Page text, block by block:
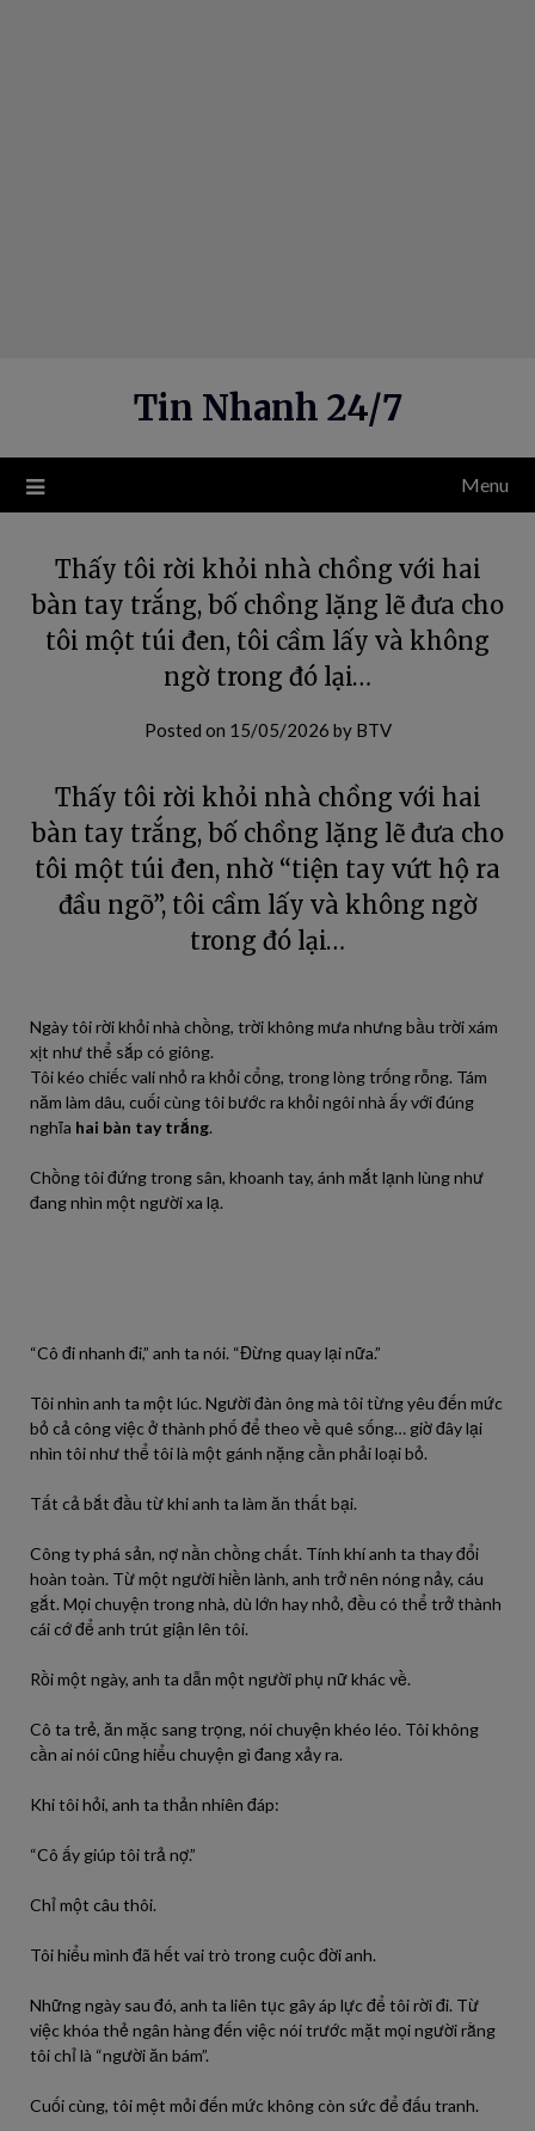
Tin Nhanh 24/7
Menu
Thấy tôi rời khỏi nhà chồng với hai
bàn tay trắng, bố chồng lặng lẽ đưa cho
tôi một túi đen, tôi cầm lấy và không
ngờ trong đó lại…
Posted on 15/05/2026 by BTV
Thấy tôi rời khỏi nhà chồng với hai
bàn tay trắng, bố chồng lặng lẽ đưa cho
tôi một túi đen, nhờ “tiện tay vứt hộ ra
đầu ngõ”, tôi cầm lấy và không ngờ
trong đó lại…
Ngày tôi rời khỏi nhà chồng, trời không mưa nhưng bầu trời xám
xịt như thể sắp có giông.
Tôi kéo chiếc vali nhỏ ra khỏi cổng, trong lòng trống rỗng. Tám
năm làm dâu, cuối cùng tôi bước ra khỏi ngôi nhà ấy với đúng
nghĩa hai bàn tay trắng.
Chồng tôi đứng trong sân, khoanh tay, ánh mắt lạnh lùng như
đang nhìn một người xa lạ.
“Cô đi nhanh đi,” anh ta nói. “Đừng quay lại nữa.”
Tôi nhìn anh ta một lúc. Người đàn ông mà tôi từng yêu đến mức
bỏ cả công việc ở thành phố để theo về quê sống… giờ đây lại
nhìn tôi như thể tôi là một gánh nặng cần phải loại bỏ.
Tất cả bắt đầu từ khi anh ta làm ăn thất bại.
Công ty phá sản, nợ nần chồng chất. Tính khí anh ta thay đổi
hoàn toàn. Từ một người hiền lành, anh trở nên nóng nảy, cáu
gắt. Mọi chuyện trong nhà, dù lớn hay nhỏ, đều có thể trở thành
cái cớ để anh trút giận lên tôi.
Rồi một ngày, anh ta dẫn một người phụ nữ khác về.
Cô ta trẻ, ăn mặc sang trọng, nói chuyện khéo léo. Tôi không
cần ai nói cũng hiểu chuyện gì đang xảy ra.
Khi tôi hỏi, anh ta thản nhiên đáp:
“Cô ấy giúp tôi trả nợ.”
Chỉ một câu thôi.
Tôi hiểu mình đã hết vai trò trong cuộc đời anh.
Những ngày sau đó, anh ta liên tục gây áp lực để tôi rời đi. Từ
việc khóa thẻ ngân hàng đến việc nói trước mặt mọi người rằng
tôi chỉ là “người ăn bám”.
Cuối cùng, tôi mệt mỏi đến mức không còn sức để đấu tranh.